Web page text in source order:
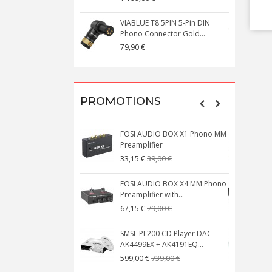
VIABLUE T8 5PIN 5-Pin DIN
Phono Connector Gold...
79,90 €
PROMOTIONS
FOSI AUDIO BOX X1 Phono MM
Preamplifier
33,15 €39,00 €
FOSI AUDIO BOX X4 MM Phono
Preamplifier with...
67,15 €79,00 €
SMSL PL200 CD Player DAC
AK4499EX + AK4191EQ...
599,00 €739,00 €